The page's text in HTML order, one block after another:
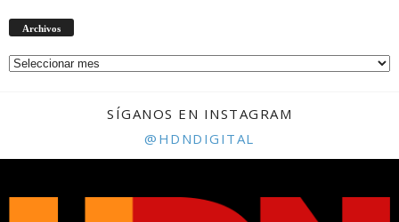
Archivos
SÍGANOS EN INSTAGRAM
@HDNDIGITAL